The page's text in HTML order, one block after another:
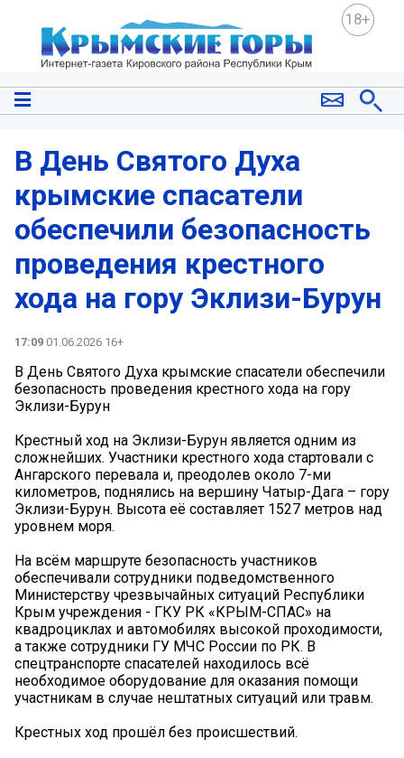
18+
В День Святого Духа
крымские спасатели
обеспечили безопасность
проведения крестного
хода на гору Эклизи-Бурун
17:09 01.06.2026 16+
В День Святого Духа крымские спасатели обеспечили
безопасность проведения крестного хода на гору
Эклизи-Бурун
Крестный ход на Эклизи-Бурун является одним из
сложнейших. Участники крестного хода стартовали с
Ангарского перевала и, преодолев около 7-ми
километров, поднялись на вершину Чатыр-Дага – гору
Эклизи-Бурун. Высота её составляет 1527 метров над
уровнем моря.
На всём маршруте безопасность участников
обеспечивали сотрудники подведомственного
Министерству чрезвычайных ситуаций Республики
Крым учреждения - ГКУ РК «КРЫМ-СПАС» на
квадроциклах и автомобилях высокой проходимости,
а также сотрудники ГУ МЧС России по РК. В
спецтранспорте спасателей находилось всё
необходимое оборудование для оказания помощи
участникам в случае нештатных ситуаций или травм.
Крестных ход прошёл без происшествий.